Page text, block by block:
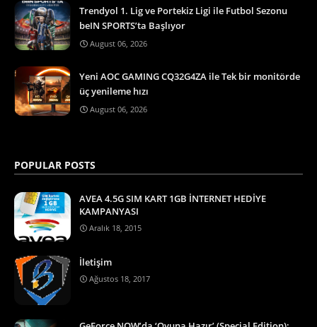
Trendyol 1. Lig ve Portekiz Ligi ile Futbol Sezonu
beIN SPORTS’ta Başlıyor
August 06, 2026
Yeni AOC GAMING CQ32G4ZA ile Tek bir monitörde
üç yenileme hızı
August 06, 2026
POPULAR POSTS
AVEA 4.5G SIM KART 1GB İNTERNET HEDİYE
KAMPANYASI
Aralık 18, 2015
İletişim
Ağustos 18, 2017